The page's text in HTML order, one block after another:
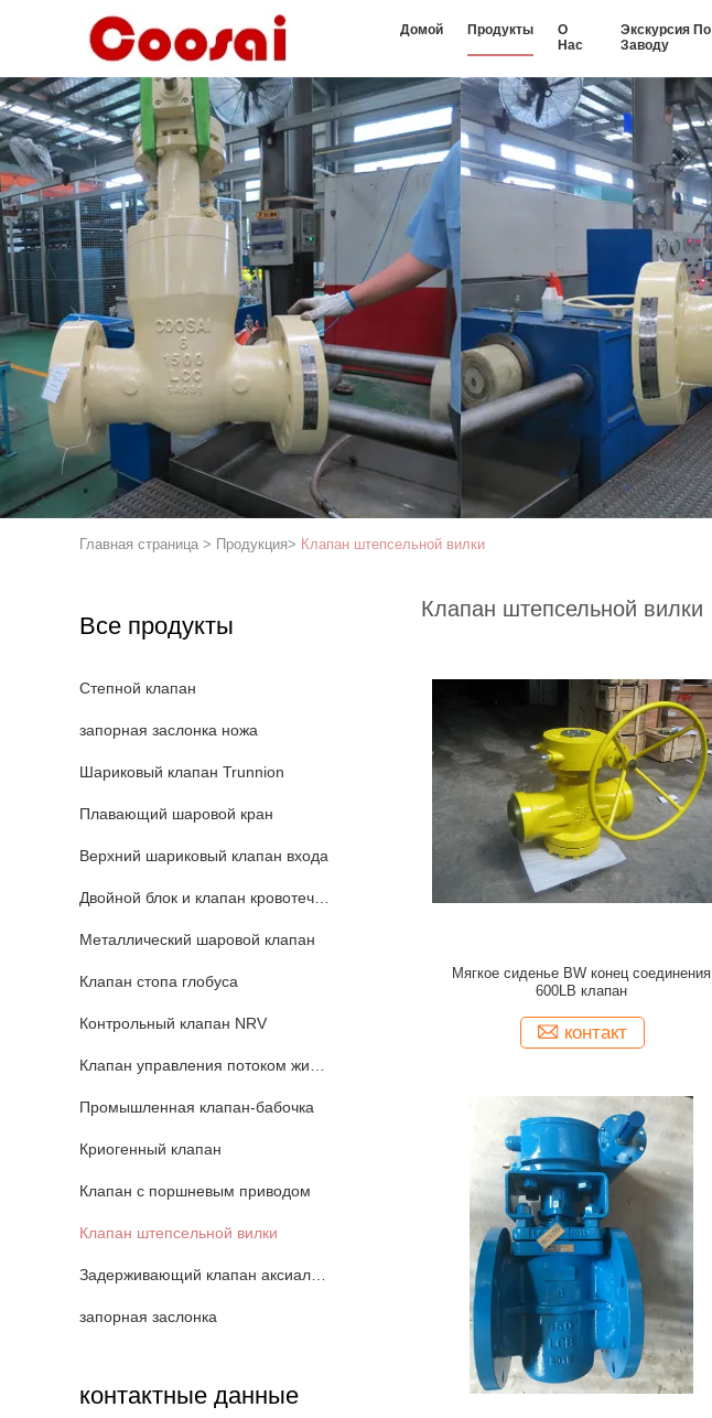
Домой Продукты
О
Нас
Экскурсия По
Заводу
Главная страница > Продукция> Клапан штепсельной вилки
Все продукты
Степной клапан
запорная заслонка ножа
Шариковый клапан Trunnion
Плавающий шаровой кран
Верхний шариковый клапан входа
Металлический шаровой клапан
Клапан стопа глобуса
Контрольный клапан NRV
Промышленная клапан-бабочка
Криогенный клапан
Клапан с поршневым приводом
Клапан штепсельной вилки
запорная заслонка
контактные данные
Клапан штепсельной вилки
Мягкое сиденье BW конец соединения
600LB клапан
контакт